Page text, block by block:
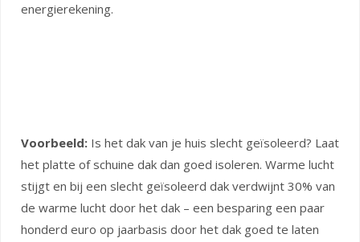
energierekening.
Voorbeeld: Is het dak van je huis slecht geïsoleerd? Laat
het platte of schuine dak dan goed isoleren. Warme lucht
stijgt en bij een slecht geïsoleerd dak verdwijnt 30% van
de warme lucht door het dak – een besparing een paar
honderd euro op jaarbasis door het dak goed te laten